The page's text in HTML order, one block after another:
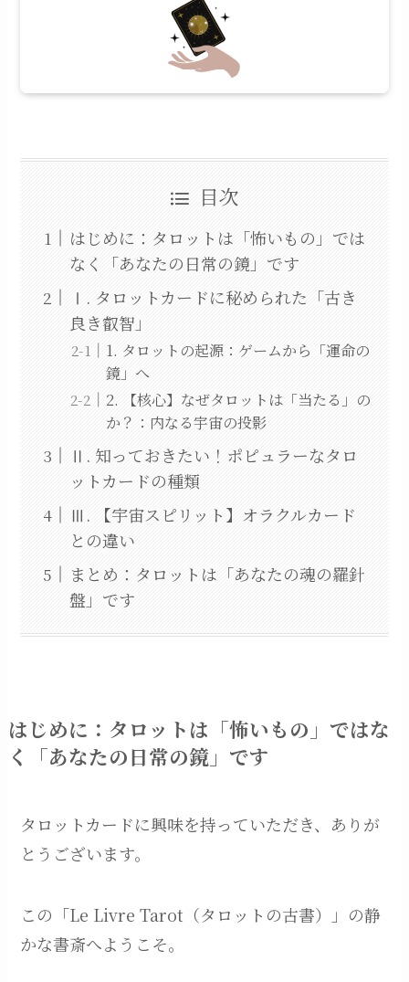
目次
はじめに：タロットは「怖いもの」では
なく「あなたの日常の鏡」です
Ⅰ. タロットカードに秘められた「古き
良き叡智」
1. タロットの起源：ゲームから「運命の
鏡」へ
2. 【核心】なぜタロットは「当たる」の
か？：内なる宇宙の投影
Ⅱ. 知っておきたい！ポピュラーなタロ
ットカードの種類
Ⅲ. 【宇宙スピリット】オラクルカード
との違い
まとめ：タロットは「あなたの魂の羅針
盤」です
はじめに：タロットは「怖いもの」ではな
く「あなたの日常の鏡」です
タロットカードに興味を持っていただき、ありが
とうございます。
この「Le Livre Tarot（タロットの古書）」の静
かな書斎へようこそ。